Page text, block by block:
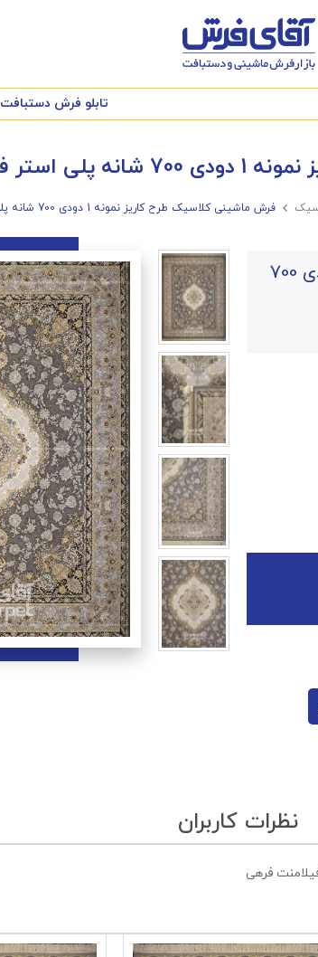
تابلو فرش دستبافت
فرهی
 فرش ماشینی کلاسیک طرح کاریز نمونه 1 دودی 700 شانه پلی استر فیلامنت فرهی
فرش ماشینی کلاسیک طرح کاریز نمونه 1 دودی 700
نظرات کاربران